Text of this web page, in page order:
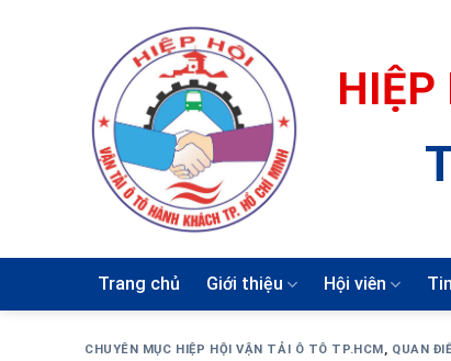
HIỆP
Trang chủ Giới thiệu Hội viên
CHUYÊN MỤC HIỆP HỘI VẬN TẢI Ô TÔ TP.HCM, QUAN